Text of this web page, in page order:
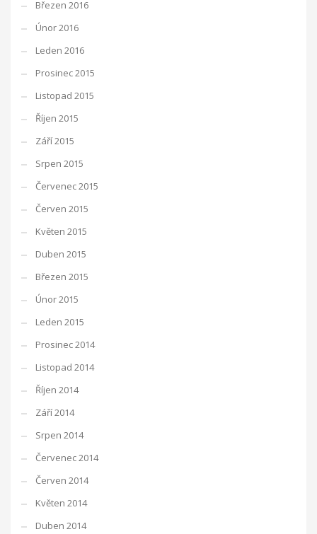
Březen 2016
Únor 2016
Leden 2016
Prosinec 2015
Listopad 2015
Říjen 2015
Září 2015
Srpen 2015
Červenec 2015
Červen 2015
Květen 2015
Duben 2015
Březen 2015
Únor 2015
Leden 2015
Prosinec 2014
Listopad 2014
Říjen 2014
Září 2014
Srpen 2014
Červenec 2014
Červen 2014
Květen 2014
Duben 2014